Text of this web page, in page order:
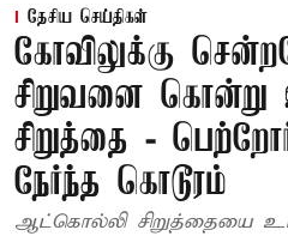
தேசிய செய்திகள்
கோவிலுக்கு
சிறுவனை
சிறுத்தை -
நேர்ந்த கொடூரம்
ஆட்கொல்லி சிறுத்தையை